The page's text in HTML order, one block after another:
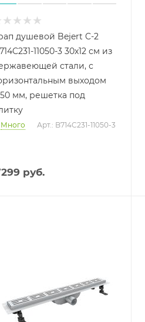
душевой Bejert C-2
11050-3 30х12 см из
стали, с
выходом
мм, решетка под
Много Арт.: B714C231-11050-3
руб.